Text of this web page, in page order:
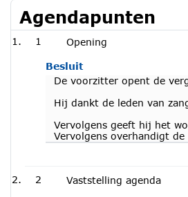
Agendapunten
1 Opening
Besluit
De voorzitter opent de
Hij dankt de leden van
Vervolgens geeft hij het
Vervolgens overhandigt
2 Vaststelling agenda